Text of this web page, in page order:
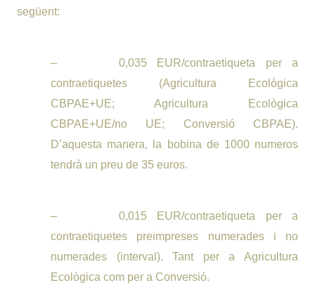
següent:
–
0,035 EUR/contraetiqueta per a
contraetiquetes (Agricultura Ecològica
CBPAE+UE; Agricultura Ecològica
CBPAE+UE/no UE; Conversió CBPAE).
D’aquesta manera, la bobina de 1000 numeros
tendrà un preu de 35 euros.
–
0,015 EUR/contraetiqueta per a
contraetiquetes preimpreses numerades i no
numerades (interval). Tant per a Agricultura
Ecològica com per a Conversió.